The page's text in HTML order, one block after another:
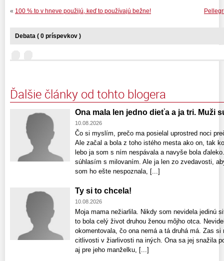
« 100 % to v hneve použijú, keď to používajú bežne!
Debata ( 0 príspevkov )
Ďalšie články od tohto blogera
Ona mala len jedno dieťa a ja tri. Muži
10.08.2026
Čo si myslím, prečo ma posielal uprostred noci
Ale začal a bola z toho istého mesta ako on, tak
lebo ja som s ním nespávala a navyše bola
súhlasím s milovaním. Ale ja len zo zvedavosti,
som ho ešte nespoznala, [...]
Ty si to chcela!
10.08.2026
Moja mama nežiarlila. Nikdy som nevidela jedinú
to bola celý život druhou ženou môjho otca.
okomentovala, čo ona nemá a tá druhá má. Zas
citlivosti v žiarlivosti na iných. Ona sa jej snažila
aj pre jeho manželku, [...]